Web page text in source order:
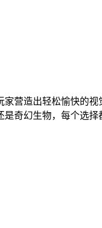
营造出轻松愉快的
奇幻生物，每个选择